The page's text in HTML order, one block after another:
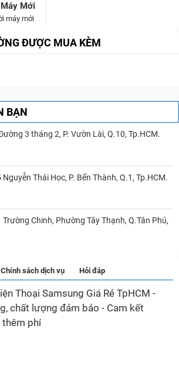
Mới
máy mới
ĐƯỢC MUA KÈM
BẠN
3 tháng 2, P. Vườn Lài, Q.10, Tp.HCM.
Thái Học, P. Bến Thành, Q.1, Tp.HCM.
Chinh, Phường Tây Thạnh, Q.Tân Phú,
Chính sách dịch vụ Hỏi đáp
Thoại Samsung Giá Rẻ TpHCM -
chất lượng đảm bảo - Cam kết
thêm phí